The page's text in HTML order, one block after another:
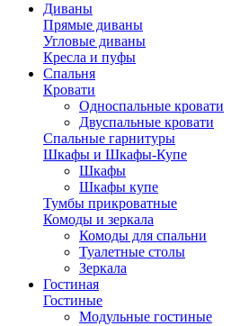
Диваны
Прямые диваны
Угловые диваны
Кресла и пуфы
Спальня
Кровати
Односпальные кровати
Двуспальные кровати
Спальные гарнитуры
Шкафы и Шкафы-Купе
Шкафы
Шкафы купе
Тумбы прикроватные
Комоды и зеркала
Комоды для спальни
Туалетные столы
Зеркала
Гостиная
Гостиные
Модульные гостиные